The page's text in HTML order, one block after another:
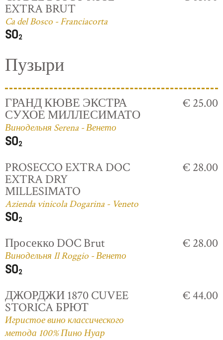
EXTRA BRUT
Ca del Bosco - Franciacorta
Пузыри
ГРАНД КЮВЕ ЭКСТРА
СУХОЕ МИЛЛЕСИМАТО
Винодельня Serena - Венето
€ 25.00
PROSECCO EXTRA DOC
EXTRA DRY
MILLESIMATO
Azienda vinicola Dogarina - Veneto
€ 28.00
Просекко DOC Brut
Винодельня Il Roggio - Венето
€ 28.00
ДЖОРДЖИ 1870 CUVEE
STORICA БРЮТ
Игристое вино классического
метода 100% Пино Нуар
€ 44.00